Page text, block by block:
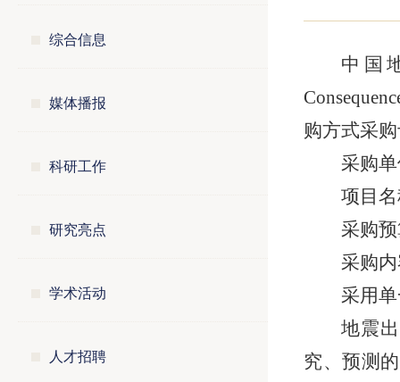
综合信息
媒体播报
科研工作
研究亮点
学术活动
人才招聘
中国
购方式采
采购
项目
采购
采购
采用
地震
究、预测